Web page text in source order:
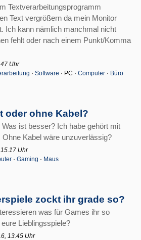
Textverarbeitungsprogramm
Text vergrößern da mein Monitor
Ich kann nämlich manchmal nicht
fehlt oder nach einem Punkt/Komma
Uhr
· Software · PC · Computer · Büro
oder ohne Kabel?
ist besser? Ich habe gehört mit
Ohne Kabel wäre unzuverlässig?
Uhr
· Gaming · Maus
zockt ihr grade so?
was für Games ihr so
Lieblingsspiele?
13.45 Uhr